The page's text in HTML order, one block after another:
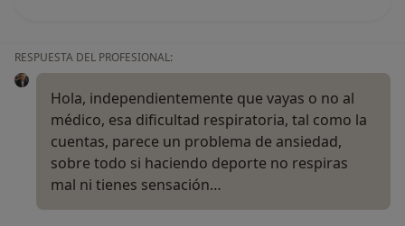
RESPUESTA DEL PROFESIONAL:
Hola, independientemente que vayas o no al
médico, esa dificultad respiratoria, tal como la
cuentas, parece un problema de ansiedad,
sobre todo si haciendo deporte no respiras
mal ni tienes sensación…